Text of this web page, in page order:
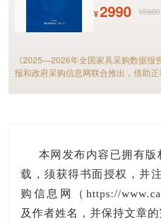
联系方式：阎永逵0731-
道数智南阳信息化建设政府
月14日（网上获取）
开标：2021年12月14日
人民政府南阳街道办事服务
¥2990 ¥5980
《2025—2026年全国家具采购数据报
报和政府采购信息网联合推出，借助
本网发布内容已拥有版
载，须获得书面授权，并
购信息网（https://
及作者姓名，并保持文章的